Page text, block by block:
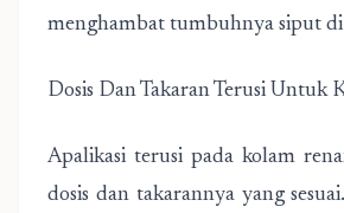
menghambat tumbuhnya siput
Dosis Dan Takaran Terusi Untuk
Apalikasi terusi pada kolam
dosis dan takarannya yang